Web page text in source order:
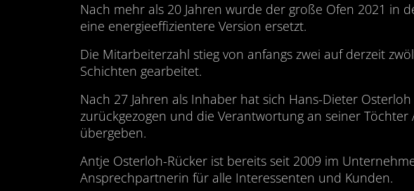
Nach mehr als 20 Jahren wurde der große Ofen 2021 in
eine energieeffizientere Version ersetzt.
Die Mitarbeiterzahl stieg von anfangs zwei auf derzeit
Schichten gearbeitet.
Nach 27 Jahren als Inhaber hat sich Hans-Dieter
zurückgezogen und die Verantwortung an seiner
übergeben.
Antje Osterloh-Rücker ist bereits seit 2009 im
Ansprechpartnerin für alle Interessenten und Kunden.